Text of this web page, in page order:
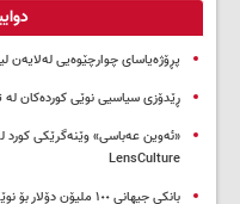
پڕۆژەیاسای چوارچێوەیی لەلایەن
ڕێدۆزی سیاسیی نوێی کوردەکان لە
LensCulture
بانکی جیهانی ١٠٠ ملیۆن دۆلار بۆ نوێکردنەوەی سیستەمی پارەی سووریا تەرخان دەکات